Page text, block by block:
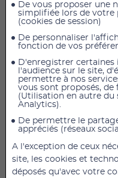
49,20 € TTC
41,00 €HT
Pack de couches
Pour les Bébés ayant
Pack de 6 paquets de
Testées
cliniquement
De vous proposer une
simplifiée lors de votre
(cookies de session)
De personnaliser
fonction de vos
D'enregistrer
l'audience sur le site,
permettre à nos
vous sont proposés, de
(Utilisation en autre du
Analytics).
De permettre le
appréciés (réseaux
A l'exception de ceux
site, les cookies et
déposés qu'avec votre